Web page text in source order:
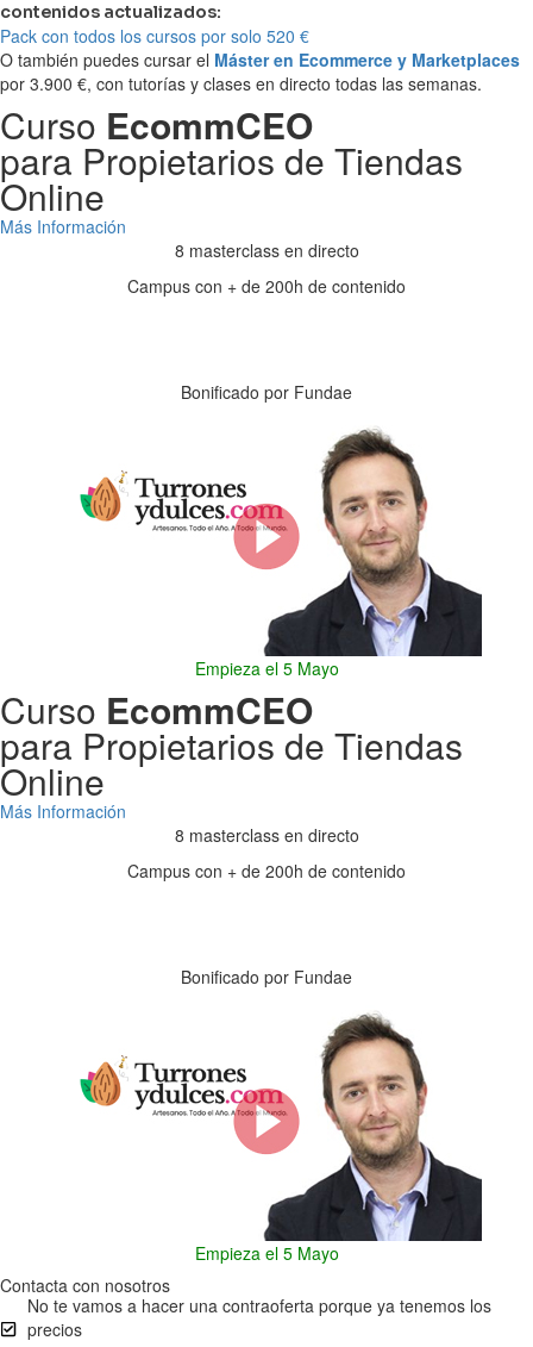
contenidos actualizados:
Pack con todos los cursos por solo 520 €
O también puedes cursar el Máster en Ecommerce y Marketplaces
por 3.900 €, con tutorías y clases en directo todas las semanas.
Curso EcommCEO
para Propietarios de Tiendas
Online
Más Información
8 masterclass en directo
Campus con + de 200h de contenido
Bonificado por Fundae
Empieza el 5 Mayo
Curso EcommCEO
para Propietarios de Tiendas
Online
Más Información
8 masterclass en directo
Campus con + de 200h de contenido
Bonificado por Fundae
Empieza el 5 Mayo
Contacta con nosotros
No te vamos a hacer una contraoferta porque ya tenemos los
precios